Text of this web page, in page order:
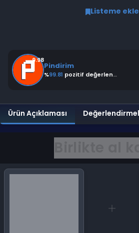
Listeme ekle
9.98
Pindirim
%99.81 pozitif değerlendirme
Ürün Açıklaması